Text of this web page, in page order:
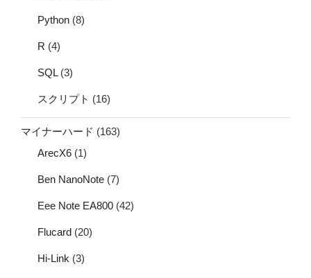
Python (8)
R (4)
SQL(3)
スクリプト (16)
マイナーハード (163)
ArecX6 (1)
Ben NanoNote (7)
Eee Note EA800 (42)
Flucard (20)
Hi-Link (3)